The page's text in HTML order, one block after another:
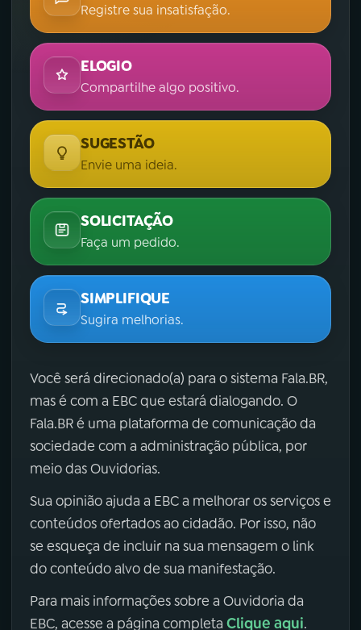
Registre sua insatisfação.
ELOGIO
Compartilhe algo positivo.
SUGESTÃO
Envie uma ideia.
SOLICITAÇÃO
Faça um pedido.
SIMPLIFIQUE
Sugira melhorias.
Você será direcionado(a) para o sistema Fala.BR,
mas é com a EBC que estará dialogando. O
Fala.BR é uma plataforma de comunicação da
sociedade com a administração pública, por
meio das Ouvidorias.
Sua opinião ajuda a EBC a melhorar os serviços e
conteúdos ofertados ao cidadão. Por isso, não
se esqueça de incluir na sua mensagem o link
do conteúdo alvo de sua manifestação.
Para mais informações sobre a Ouvidoria da
EBC, acesse a página completa Clique aqui.